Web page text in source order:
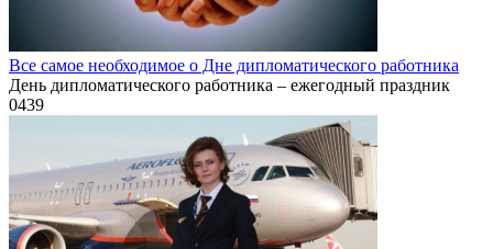
Все самое необходимое о Дне дипломатического работника
День дипломатического работника – ежегодный праздник
0439